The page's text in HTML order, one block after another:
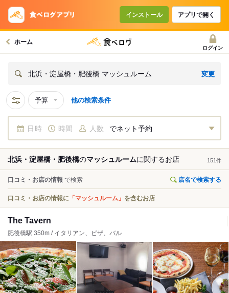
インストール アプリで開く
ホーム
ログイン
北浜・淀屋橋・肥後橋 マッシュルーム 変更
予算 他の検索条件
日時 時間 人数 でネット予約
北浜・淀屋橋・肥後橋のマッシュルームに関するお店 151 件
口コミ・お店の情報 で検索 店名で検索する
口コミ・お店の情報に 「マッシュルーム」 を含むお店
The Tavern
肥後橋駅 350m / イタリアン、ピザ、バル